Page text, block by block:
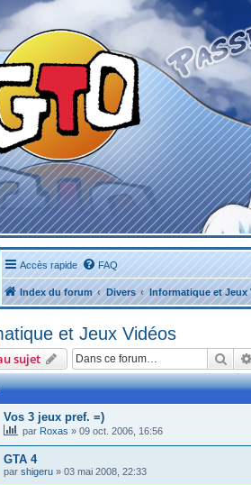
Accès rapide FAQ
Index du forum Divers Informatique et Jeux
et Jeux Vidéos
sujet
Vos 3 jeux pref. =)
par Roxas » 09 oct. 2006, 16:56
GTA 4
par shigeru » 03 mai 2008, 22:33